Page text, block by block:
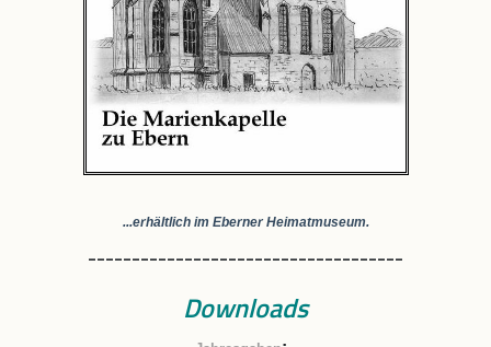
...erhältlich im Eberner Heimatmuseum.
Downloads